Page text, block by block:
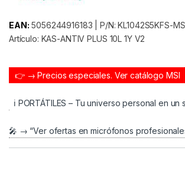
EAN: 5056244916183 | P/N: KL1042S5KFS-
Artículo: KAS-ANTIV PLUS 10L 1Y V2
👉 → Precios especiales. Ver catálogo MSI
ℹ️ PORTÁTILES – Tu universo personal en un
🎤 → “Ver ofertas en micrófonos